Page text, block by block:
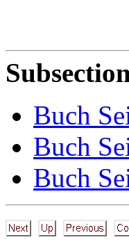
Buch
Buch
Buch